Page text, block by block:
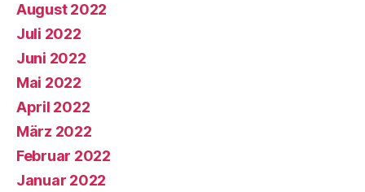
August 2022
Juli 2022
Juni 2022
Mai 2022
April 2022
März 2022
Februar 2022
Januar 2022